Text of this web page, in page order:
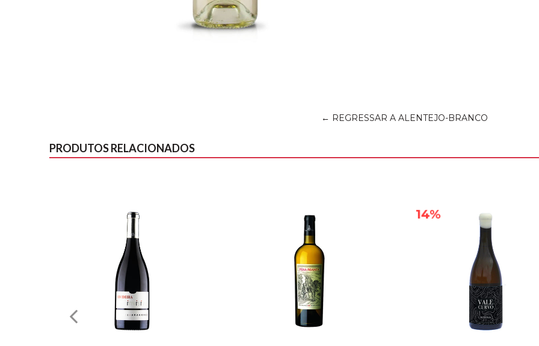
← REGRESSAR A ALENTEJO-BRANCO
PRODUTOS RELACIONADOS
14%